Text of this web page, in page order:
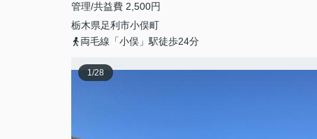
管理/共益費 2,500円
栃木県足利市小俣町
両毛線「小俣」駅徒歩24分
1/28